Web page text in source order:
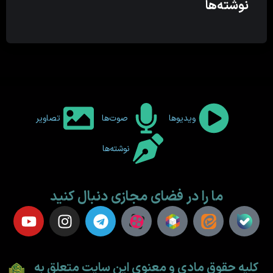
نوشته‌ها
ویدیوها صوت‌ها تصاویر
نوشته‌ها
ما را در فضای مجازی دنبال کنید
کلیه حقوق مادی و معنوی این سایت متعلق به